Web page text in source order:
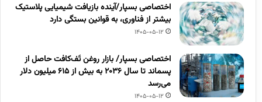
اختصاصی بسپار/آینده بازیافت شیمیایی پلاستیک
بیشتر از فناوری، به قوانین بستگی دارد
1405-05-12
اختصاصی بسپار/ بازار روغن تَف‌کافت حاصل از
پسماند تا سال ۲۰۳۶ به بیش از ۶۱۵ میلیون دلار
می‌رسد
1405-05-12